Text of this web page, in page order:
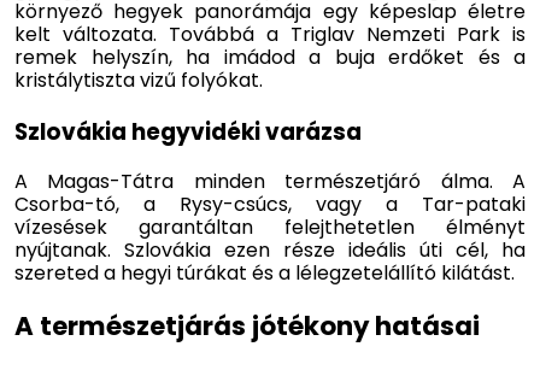
környező hegyek panorámája egy képeslap életre
kelt változata. Továbbá a Triglav Nemzeti Park is
remek helyszín, ha imádod a buja erdőket és a
kristálytiszta vizű folyókat.
Szlovákia hegyvidéki varázsa
A Magas-Tátra minden természetjáró álma. A
Csorba-tó, a Rysy-csúcs, vagy a Tar-pataki
vízesések garantáltan felejthetetlen élményt
nyújtanak. Szlovákia ezen része ideális úti cél, ha
szereted a hegyi túrákat és a lélegzetelállító kilátást.
A természetjárás jótékony hatásai